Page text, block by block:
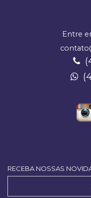
Entre
RECEBA NOSSAS